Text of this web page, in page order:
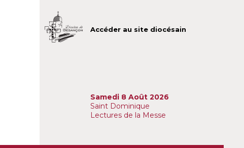
Accéder au site diocésain
Samedi 8 Août 2026
Saint Dominique
Lectures de la Messe